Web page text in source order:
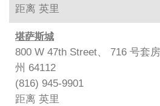
距离 英里
堪萨斯城
800 W 47th Street、 716 号套
州 64112
(816) 945-9901
距离 英里